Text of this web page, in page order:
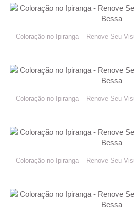
Coloração no Ipiranga – Renove Seu
Coloração no Ipiranga – Renove Seu
Coloração no Ipiranga – Renove Seu